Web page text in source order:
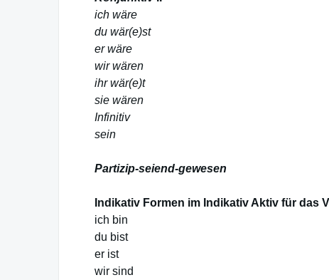
ich wäre
du wär(e)st
er wäre
wir wären
ihr wär(e)t
sie wären
Infinitiv
sein
Partizip-seiend-gewesen
Indikativ Formen im Indikativ Aktiv für das
ich bin
du bist
er ist
wir sind